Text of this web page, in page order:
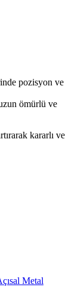
pozisyon ve
ömürlü ve
kararlı ve
Metal